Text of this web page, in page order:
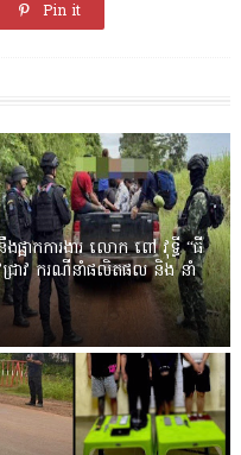
Pin it
ាកការងារ លោក ពៅ វុទ្ធី “ធី
រាវ ករណីនាំផលិតផល និង នាំ